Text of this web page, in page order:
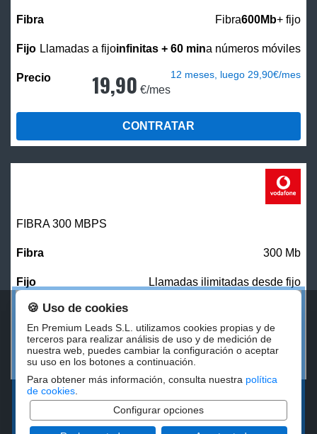
Fibra600Mb+ fijo
Llamadas a fijoinfinitas + 60 mina números móviles
19,90 €/mes
12 meses, luego 29,90€/mes
CONTRATAR
FIBRA 300 MBPS
300 Mb
Llamadas ilimitadas desde fijo
27,00 €/mes
CONTRATAR
🍪 Uso de cookies
En Premium Leads S.L. utilizamos cookies propias y de
terceros para realizar análisis de uso y de medición de
nuestra web, puedes cambiar la configuración o aceptar
su uso en los botones a continuación.
Para obtener más información, consulta nuestra política
de cookies
Configurar opciones